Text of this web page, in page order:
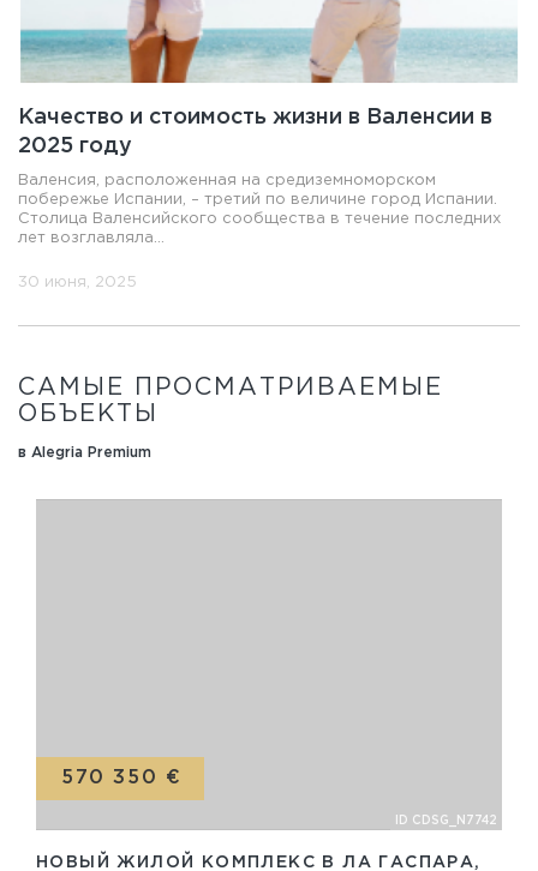
Качество и стоимость жизни в Валенсии в
2025 году
Валенсия, расположенная на средиземноморском
побережье Испании, – третий по величине город Испании.
Столица Валенсийского сообщества в течение последних
лет возглавляла...
30 июня, 2025
САМЫЕ ПРОСМАТРИВАЕМЫЕ
ОБЪЕКТЫ
в Alegria Premium
НОВЫЙ ЖИЛОЙ КОМПЛЕКС В ЛА ГАСПАРА,
570 350 €
ID CDSG_N7742